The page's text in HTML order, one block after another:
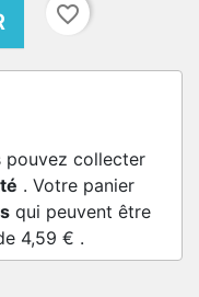
favorite_border
pouvez collecter
. Votre panier
qui peuvent être
4,59 € .